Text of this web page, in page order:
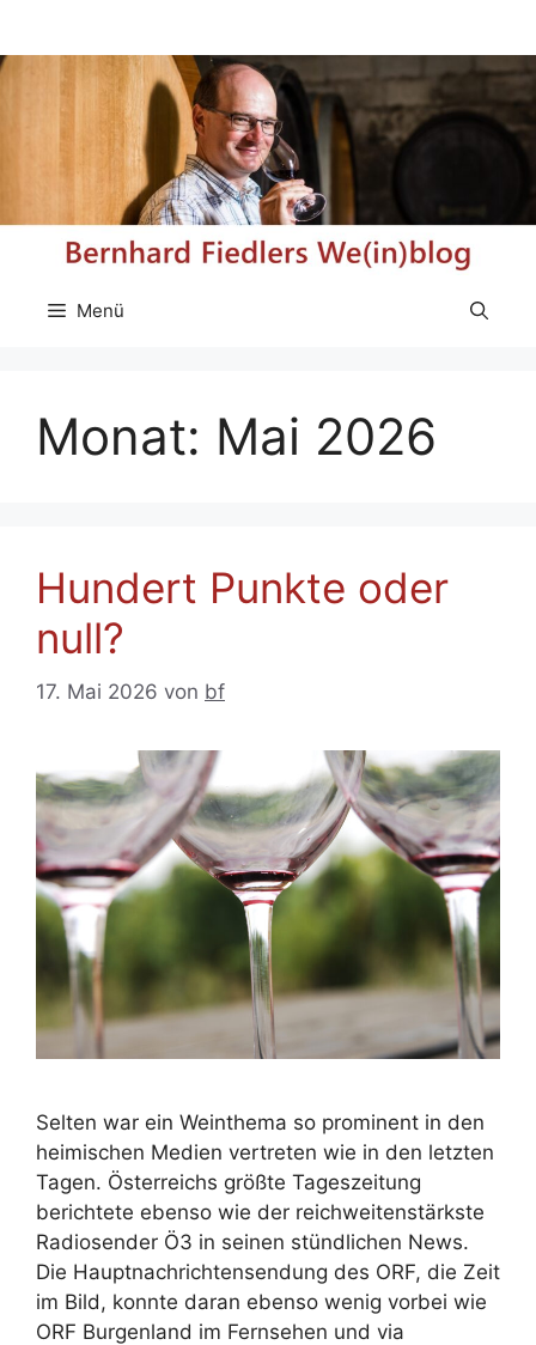
springen
Menü
Monat: Mai 2026
Hundert Punkte oder
null?
17. Mai 2026 von bf
Selten war ein Weinthema so prominent in den
heimischen Medien vertreten wie in den letzten
Tagen. Österreichs größte Tageszeitung
berichtete ebenso wie der reichweitenstärkste
Radiosender Ö3 in seinen stündlichen News.
Die Hauptnachrichtensendung des ORF, die Zeit
im Bild, konnte daran ebenso wenig vorbei wie
ORF Burgenland im Fernsehen und via